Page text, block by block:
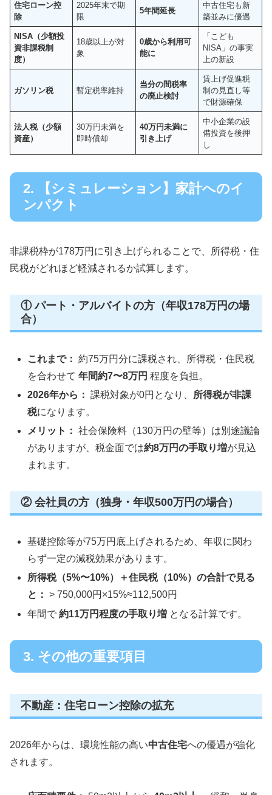
住宅ローン控
除
2025年末で期
限
5年間延長
中古住宅も新
築並みに優遇
NISA（少額投
資非課税制
度）
18歳以上が対
象
0歳から利用可
能に
「こども
NISA」の事実
上の新設
ガソリン税 暫定税率維持
当分の間税率
の廃止検討
賃上げ促進税
制の見直し等
で財源確保
法人税（少額
資産）
30万円未満を
即時償却
40万円未満に
引き上げ
中小企業の設
備投資を後押
し
2. 【シミュレーション】家計へのイ
ンパクト
非課税枠が178万円に引き上げられることで、所得税・住
民税がどれほど軽減されるか試算します。
① パート・アルバイトの方（年収178万円の場
合）
これまで： 約75万円分に課税され、所得税・住民税
を合わせて年間約7〜8万円 程度を負担。
2026年から： 課税対象が0円となり、
所得税が非課
税になります。
メリット： 社会保険料（130万円の壁等）は別途議論
がありますが、税金面では約8万円の手取り増が見込
まれます。
② 会社員の方（独身・年収500万円の場合）
基礎控除等が75万円底上げされるため、年収に関わ
らず一定の減税効果があります。
所得税（5%〜10%）＋住民税（10%）の合計で見る
と： > 750,000円×15%≈112,500円
年間で約11万円程度の手取り増 となる計算です。
3. その他の重要項目
不動産：住宅ローン控除の拡充
2026年からは、環境性能の高い中古住宅への優遇が強化
されます。